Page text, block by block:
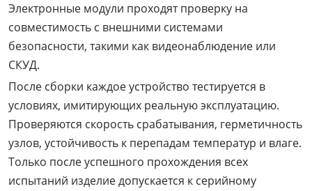
Электронные модули проходят проверку на
совместимость с внешними системами
безопасности, такими как видеонаблюдение или
СКУД.
После сборки каждое устройство тестируется в
условиях, имитирующих реальную эксплуатацию.
Проверяются скорость срабатывания, герметичность
узлов, устойчивость к перепадам температур и влаге.
Только после успешного прохождения всех
испытаний изделие допускается к серийному